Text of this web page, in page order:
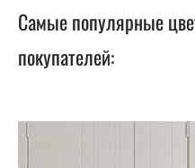
Самые популярные
покупателей: